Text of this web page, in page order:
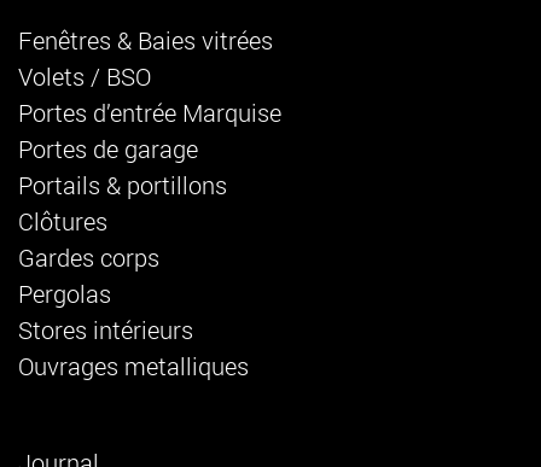
Fenêtres & Baies vitrées
Volets / BSO
Portes d’entrée Marquise
Portes de garage
Portails & portillons
Clôtures
Gardes corps
Pergolas
Stores intérieurs
Ouvrages metalliques